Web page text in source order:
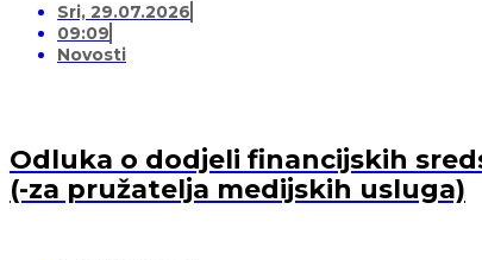
Sri, 29.07.2026
09:09
Novosti
Odluka o dodjeli financijskih
(-za pružatelja medijskih usluga)